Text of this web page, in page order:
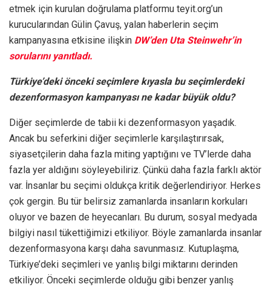
etmek için kurulan doğrulama platformu teyit.org’un
kurucularından Gülin Çavuş, yalan haberlerin seçim
kampanyasına etkisine ilişkin DW’den Uta Steinwehr’in
sorularını yanıtladı.
Türkiye’deki önceki seçimlere kıyasla bu seçimlerdeki
dezenformasyon kampanyası ne kadar büyük oldu?
Diğer seçimlerde de tabii ki dezenformasyon yaşadık.
Ancak bu seferkini diğer seçimlerle karşılaştırırsak,
siyasetçilerin daha fazla miting yaptığını ve TV’lerde daha
fazla yer aldığını söyleyebiliriz. Çünkü daha fazla farklı aktör
var. İnsanlar bu seçimi oldukça kritik değerlendiriyor. Herkes
çok gergin. Bu tür belirsiz zamanlarda insanların korkuları
oluyor ve bazen de heyecanları. Bu durum, sosyal medyada
bilgiyi nasıl tükettiğimizi etkiliyor. Böyle zamanlarda insanlar
dezenformasyona karşı daha savunmasız. Kutuplaşma,
Türkiye’deki seçimleri ve yanlış bilgi miktarını derinden
etkiliyor. Önceki seçimlerde olduğu gibi benzer yanlış